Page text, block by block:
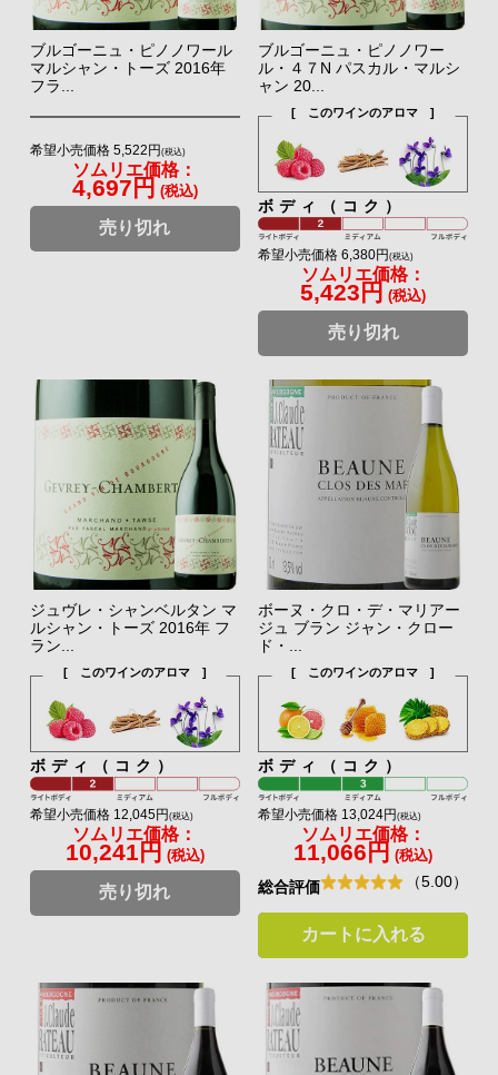
ブルゴーニュ・ピノノワール
マルシャン・トーズ 2016年
フラ...
希望小売価格 5,522円 (税込)
ソムリエ価格：
4,697円 (税込)
売り切れ
ブルゴーニュ・ピノノワー
ル・４７N パスカル・マルシ
ャン 20...
[ このワインのアロマ ]
ボディ（コク）
希望小売価格 6,380円(税込)
ソムリエ価格：
5,423円 (税込)
売り切れ
ジュヴレ・シャンベルタン マ
ルシャン・トーズ 2016年 フ
ラン...
[ このワインのアロマ ]
ボディ（コク）
希望小売価格 12,045円 (税込)
ソムリエ価格：
10,241円 (税込)
売り切れ
ボーヌ・クロ・デ・マリアー
ジュ ブラン ジャン・クロー
ド・...
[ このワインのアロマ ]
ボディ（コク）
希望小売価格 13,024円(税込)
ソムリエ価格：
11,066円 (税込)
総合評価 （5.00）
カートに入れる